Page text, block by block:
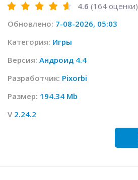
4.6 (164 оценки)
Обновлено: 7-08-2026, 05:03
Категория: Игры
Версия: Андроид 4.4
Разработчик: Pixorbi
Размер: 194.34 Mb
V 2.24.2